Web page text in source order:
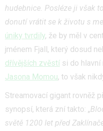
hudebnice. Posléze ji však
donutí vrátit se k životu s
úniky tvrdily, že by měl v
jménem Fjall, který dosud
dřívějších zvěstí si do
Jasona Momou, to však
Streamovací gigant rovněž
synopsí, která zní takto: „
světě 1200 let před